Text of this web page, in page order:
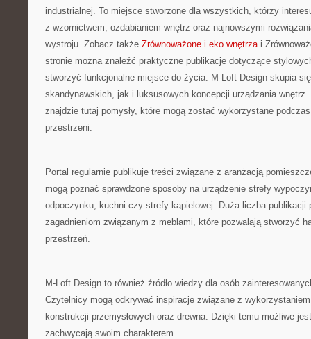
industrialnej. To miejsce stworzone dla wszystkich, którzy
z wzornictwem, ozdabianiem wnętrz oraz najnowszymi
wystroju. Zobacz także Zrównoważone i eko wnętrzai
stronie można znaleźć praktyczne publikacje dotyczące
stworzyć funkcjonalne miejsce do życia. M-Loft Design skupia
skandynawskich, jak i luksusowych koncepcji urządzania
znajdzie tutaj pomysły, które mogą zostać wykorzystane podczas
przestrzeni.
Portal regularnie publikuje treści związane z aranżacją
mogą poznać sprawdzone sposoby na urządzenie strefy
odpoczynku, kuchni czy strefy kąpielowej. Duża liczba publikacji
zagadnieniom związanym z meblami, które pozwalają stworzyć
przestrzeń.
M-Loft Design to również źródło wiedzy dla osób
Czytelnicy mogą odkrywać inspiracje związane z wykorzystaniem
konstrukcji przemysłowych oraz drewna. Dzięki temu możliwe
zachwycają swoim charakterem.